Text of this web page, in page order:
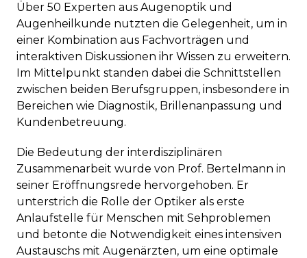
Über 50 Experten aus Augenoptik und
Augenheilkunde nutzten die Gelegenheit, um in
einer Kombination aus Fachvorträgen und
interaktiven Diskussionen ihr Wissen zu erweitern.
Im Mittelpunkt standen dabei die Schnittstellen
zwischen beiden Berufsgruppen, insbesondere in
Bereichen wie Diagnostik, Brillenanpassung und
Kundenbetreuung.
Die Bedeutung der interdisziplinären
Zusammenarbeit wurde von Prof. Bertelmann in
seiner Eröffnungsrede hervorgehoben. Er
unterstrich die Rolle der Optiker als erste
Anlaufstelle für Menschen mit Sehproblemen
und betonte die Notwendigkeit eines intensiven
Austauschs mit Augenärzten, um eine optimale